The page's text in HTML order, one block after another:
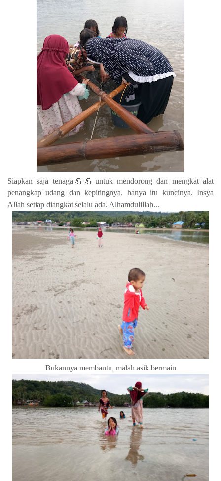
Siapkan saja tenaga💪💪untuk mendorong dan mengkat alat
penangkap udang dan kepitingnya, hanya itu kuncinya. Insya
Allah setiap diangkat selalu ada. Alhamdulillah...
Bukannya membantu, malah asik bermain